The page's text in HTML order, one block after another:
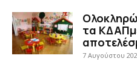
τα
7 Αυγούστου